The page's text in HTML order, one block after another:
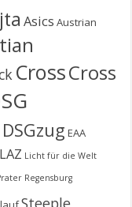
Asics Austrian
CrossCross
DSGzug EAA
LAZ Licht für die Welt
Regensburg
Steeple